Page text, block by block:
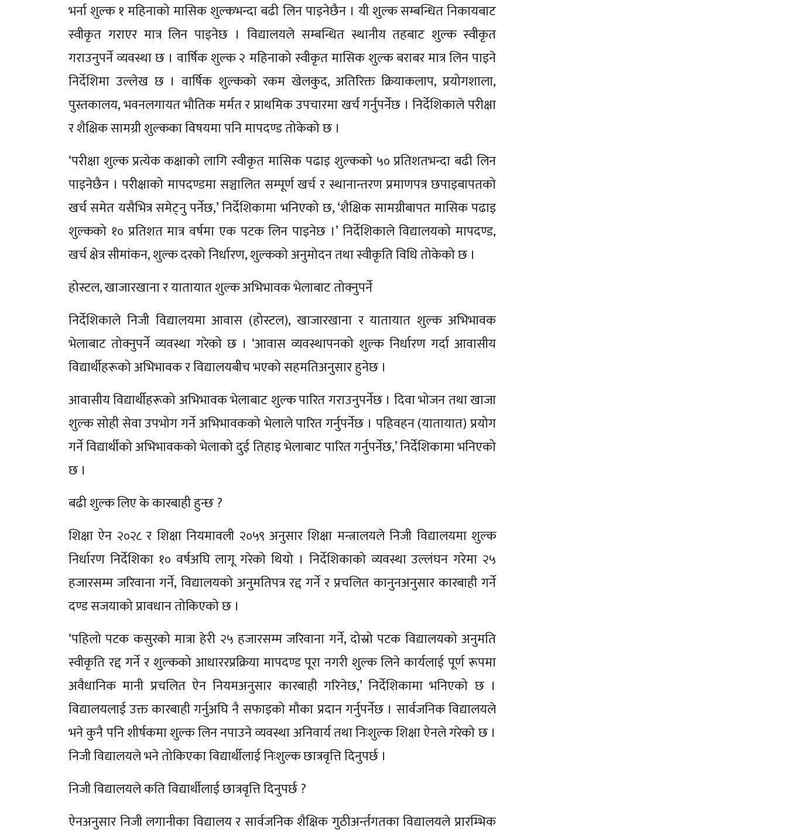
भर्ना शुल्क १ महिनाको मासिक शुल्कभन्दा बढी लिन पाइनेछैन । यी शुल्क सम्बन्धित निकायबाट
स्वीकृत गराएर मात्र लिन पाइनेछ । विद्यालयले सम्बन्धित स्थानीय तहबाट शुल्क स्वीकृत
गराउनुपर्ने व्यवस्था छ । वार्षिक शुल्क २ महिनाको स्वीकृत मासिक शुल्क बराबर मात्र लिन पाइने
निर्देशिमा उल्लेख छ । वार्षिक शुल्कको रकम खेलकुद, अतिरिक्त क्रियाकलाप, प्रयोगशाला,
पुस्तकालय, भवनलगायत भौतिक मर्मत र प्राथमिक उपचारमा खर्च गर्नुपर्नेछ । निर्देशिकाले परीक्षा
र शैक्षिक सामग्री शुल्कका विषयमा पनि मापदण्ड तोकेको छ ।
‘परीक्षा शुल्क प्रत्येक कक्षाको लागि स्वीकृत मासिक पढाइ शुल्कको ५० प्रतिशतभन्दा बढी लिन
पाइनेछैन । परीक्षाको मापदण्डमा सञ्चालित सम्पूर्ण खर्च र स्थानान्तरण प्रमाणपत्र छपाइबापतको
खर्च समेत यसैभित्र समेट्नु पर्नेछ,’ निर्देशिकामा भनिएको छ, ‘शैक्षिक सामग्रीबापत मासिक पढाइ
शुल्कको १० प्रतिशत मात्र वर्षमा एक पटक लिन पाइनेछ ।’ निर्देशिकाले विद्यालयको मापदण्ड,
खर्च क्षेत्र सीमांकन, शुल्क दरको निर्धारण, शुल्कको अनुमोदन तथा स्वीकृति विधि तोकेको छ ।
होस्टल, खाजारखाना र यातायात शुल्क अभिभावक भेलाबाट तोक्नुपर्ने
निर्देशिकाले निजी विद्यालयमा आवास (होस्टल), खाजारखाना र यातायात शुल्क अभिभावक
भेलाबाट तोक्नुपर्ने व्यवस्था गरेको छ । ‘आवास व्यवस्थापनको शुल्क निर्धारण गर्दा आवासीय
विद्यार्थीहरूको अभिभावक र विद्यालयबीच भएको सहमतिअनुसार हुनेछ ।
आवासीय विद्यार्थीहरूको अभिभावक भेलाबाट शुल्क पारित गराउनुपर्नेछ । दिवा भोजन तथा खाजा
शुल्क सोही सेवा उपभोग गर्ने अभिभावकको भेलाले पारित गर्नुपर्नेछ । पहिवहन (यातायात) प्रयोग
गर्ने विद्यार्थीको अभिभावकको भेलाको दुई तिहाइ भेलाबाट पारित गर्नुपर्नेछ,’ निर्देशिकामा भनिएको
छ ।
बढी शुल्क लिए के कारबाही हुन्छ ?
शिक्षा ऐन २०२८ र शिक्षा नियमावली २०५९ अनुसार शिक्षा मन्त्रालयले निजी विद्यालयमा शुल्क
निर्धारण निर्देशिका १० वर्षअघि लागू गरेको थियो । निर्देशिकाको व्यवस्था उल्लंघन गरेमा २५
हजारसम्म जरिवाना गर्ने, विद्यालयको अनुमतिपत्र रद्द गर्ने र प्रचलित कानुनअनुसार कारबाही गर्ने
दण्ड सजयाको प्रावधान तोकिएको छ ।
‘पहिलो पटक कसुरको मात्रा हेरी २५ हजारसम्म जरिवाना गर्ने, दोस्रो पटक विद्यालयको अनुमति
स्वीकृति रद्द गर्ने र शुल्कको आधाररप्रक्रिया मापदण्ड पूरा नगरी शुल्क लिने कार्यलाई पूर्ण रूपमा
अवैधानिक मानी प्रचलित ऐन नियमअनुसार कारबाही गरिनेछ,’ निर्देशिकामा भनिएको छ ।
विद्यालयलाई उक्त कारबाही गर्नुअघि नै सफाइको मौका प्रदान गर्नुपर्नेछ । सार्वजनिक विद्यालयले
भने कुनै पनि शीर्षकमा शुल्क लिन नपाउने व्यवस्था अनिवार्य तथा निःशुल्क शिक्षा ऐनले गरेको छ ।
निजी विद्यालयले भने तोकिएका विद्यार्थीलाई निःशुल्क छात्रवृत्ति दिनुपर्छ ।
निजी विद्यालयले कति विद्यार्थीलाई छात्रवृत्ति दिनुपर्छ ?
ऐनअनुसार निजी लगानीका विद्यालय र सार्वजनिक शैक्षिक गुठीअर्न्तगतका विद्यालयले प्रारम्भिक